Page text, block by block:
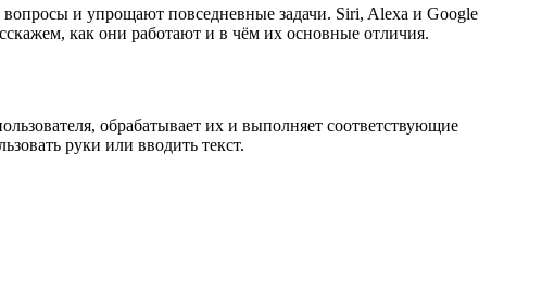
и упрощают повседневные задачи. Siri, Alexa и Google
как они работают и в чём их основные отличия.
обрабатывает их и выполняет соответствующие
руки или вводить текст.